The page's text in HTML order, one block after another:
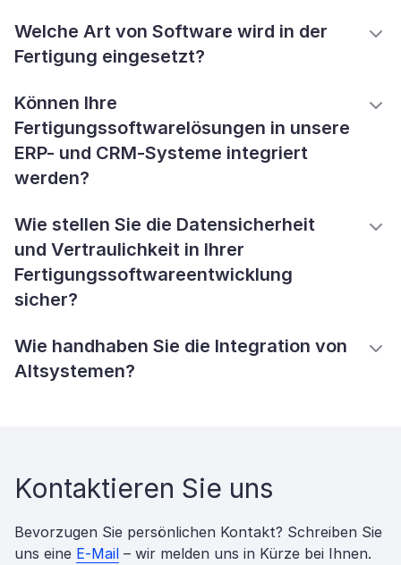
Welche Art von Software wird in der
Fertigung eingesetzt?
Können Ihre
Fertigungssoftwarelösungen in unsere
ERP- und CRM-Systeme integriert
werden?
Wie stellen Sie die Datensicherheit
und Vertraulichkeit in Ihrer
Fertigungssoftwareentwicklung
sicher?
Wie handhaben Sie die Integration von
Altsystemen?
Kontaktieren Sie uns
Bevorzugen Sie persönlichen Kontakt? Schreiben Sie
uns eine E-Mail – wir melden uns in Kürze bei Ihnen.